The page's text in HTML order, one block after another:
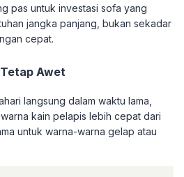
pas untuk investasi sofa yang
jangka panjang, bukan sekadar
cepat.
Awet
langsung dalam waktu lama,
kain pelapis lebih cepat dari
untuk warna-warna gelap atau